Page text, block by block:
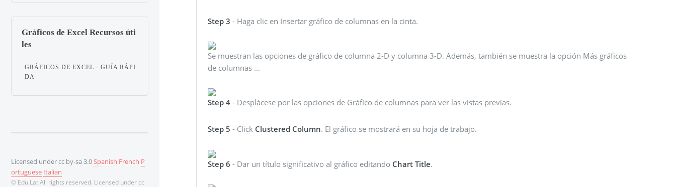
Step 3 - Haga clic en Insertar gráfico de columnas en la cinta.
Se muestran las opciones de gráfico de columna 2-D y columna 3-D. Además, también se muestra la opción Más gráficos
de columnas ...
Step 4 - Desplácese por las opciones de Gráfico de columnas para ver las vistas previas.
Step 5 - Click Clustered Column. El gráfico se mostrará en su hoja de trabajo.
Step 6 - Dar un título significativo al gráfico editando Chart Title.
Gráficos de Excel Recursos úti
les
GRÁFICOS DE EXCEL - GUÍA RÁPI
DA
Licensed under cc by-sa 3.0Spanish French P
ortuguese Italian
© Edu.Lat All rights reserved. Licensed under cc